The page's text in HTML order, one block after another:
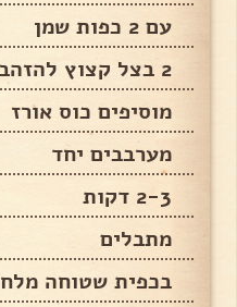
עם 2 כפות שמן
2 בצל קצוץ להזהבה
מוסיפים כוס אורז
מערבבים יחד
2-3 דקות
מתבלים
בכפית שטוחה מלח